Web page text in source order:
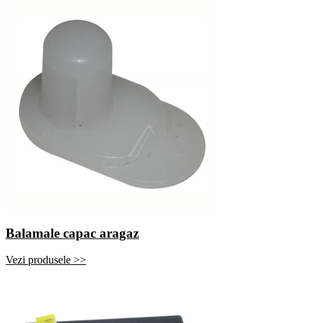
Balamale capac aragaz
Vezi produsele >>